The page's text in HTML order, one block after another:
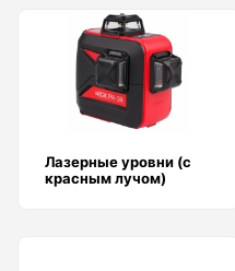
Лазерные уровни (с
красным лучом)
Лазер трубный
Бензорезы